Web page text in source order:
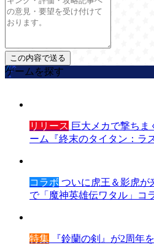
ゲームを探す
リリース 巨大メカで撃ちま
ーム『終末のタイタン：ラ
コラボ ついに虎王＆影虎が
で「魔神英雄伝ワタル」コ
特集 『鈴蘭の剣』が2周年